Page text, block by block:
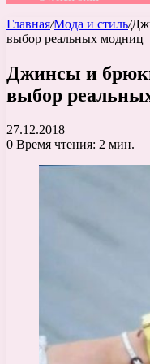
Главная/Мода и стиль/
выбор реальных модниц
Джинсы и
выбор
27.12.2018
0 Время чтения: 2 мин.